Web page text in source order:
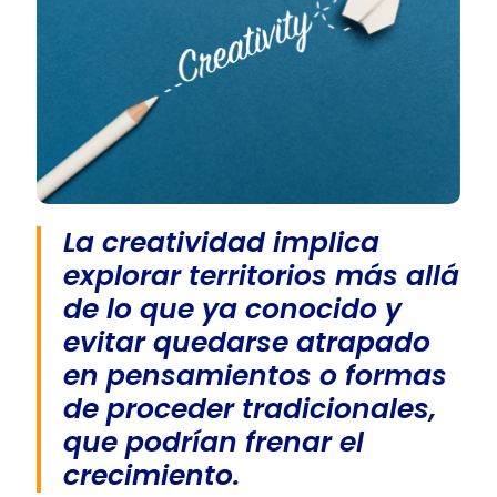
La creatividad implica
explorar territorios más allá
de lo que ya conocido y
evitar quedarse atrapado
en pensamientos o formas
de proceder tradicionales,
que podrían frenar el
crecimiento.